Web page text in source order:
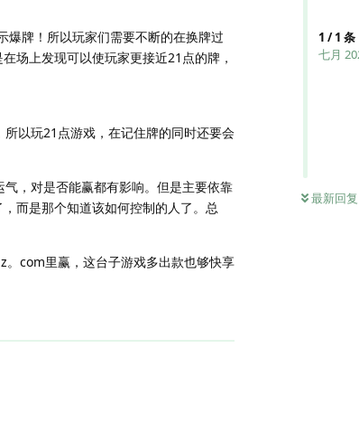
1 /1 条
七月
最新回复
爆牌！所以玩家们需要不断的在换牌过
场上发现可以使玩家更接近21点的牌，
以玩21点游戏，在记住牌的同时还要会
，对是否能赢都有影响。但是主要依靠
而是那个知道该如何控制的人了。总
com里赢，这台子游戏多出款也够快享